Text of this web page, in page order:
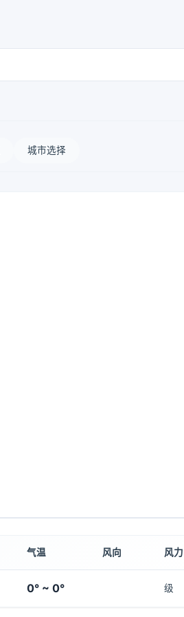
城市选择
气温 风向 风力
0° ~ 0° 级